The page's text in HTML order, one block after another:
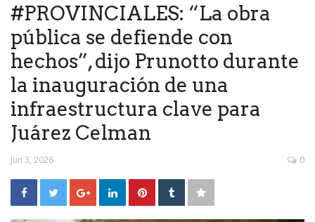
#PROVINCIALES: “La obra
pública se defiende con
hechos”, dijo Prunotto durante
la inauguración de una
infraestructura clave para
Juárez Celman
Jun 3, 2026 0